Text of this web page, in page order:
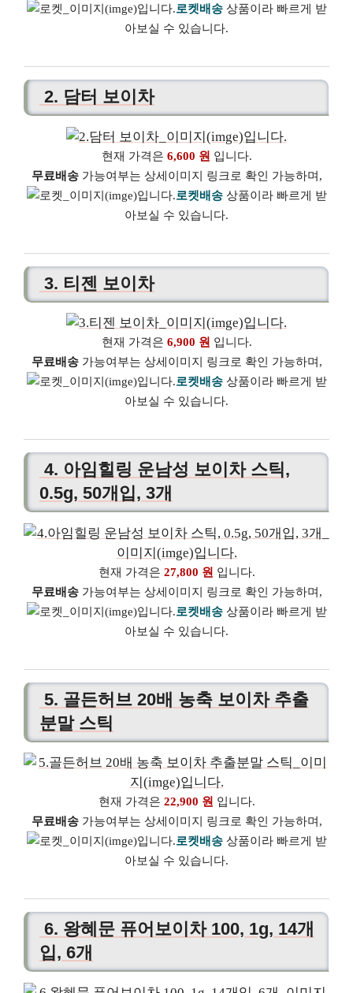
로켓배송상품이라 빠르게 받
아보실 수 있습니다.
2. 담터 보이차
현재 가격은 6,600 원 입니다.
무료배송가능여부는 상세이미지 링크로 확인 가능하며,
로켓배송상품이라 빠르게 받
아보실 수 있습니다.
3. 티젠 보이차
현재 가격은 6,900 원 입니다.
무료배송가능여부는 상세이미지 링크로 확인 가능하며,
로켓배송상품이라 빠르게 받
아보실 수 있습니다.
4. 아임힐링 운남성 보이차 스틱,
0.5g, 50개입, 3개
현재 가격은 27,800 원 입니다.
무료배송가능여부는 상세이미지 링크로 확인 가능하며,
로켓배송상품이라 빠르게 받
아보실 수 있습니다.
5. 골든허브 20배 농축 보이차 추출
분말 스틱
현재 가격은 22,900 원 입니다.
무료배송가능여부는 상세이미지 링크로 확인 가능하며,
로켓배송상품이라 빠르게 받
아보실 수 있습니다.
6. 왕혜문 퓨어보이차 100, 1g, 14개
입, 6개